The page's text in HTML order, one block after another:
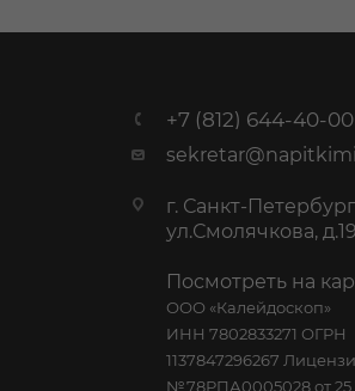
+7 (812) 644-40-00
г. Санкт-
ул.Смолячкова, д.19
Посмотреть на
ООО «Калейдоскоп»
ИНН 7802833271 ОГРН
1137847296267
№78РПА0005028 от